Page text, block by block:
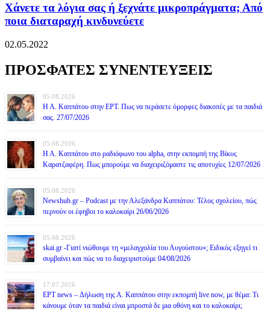
Χάνετε τα λόγια σας ή ξεχνάτε μικροπράγματα; Από
ποια διαταραχή κινδυνεύετε
02.05.2022
ΠΡΟΣΦΑΤΕΣ ΣΥΝΕΝΤΕΥΞΕΙΣ
05.08.2026
Η Α. Καππάτου στην ΕΡΤ. Πως να περάσετε όμορφες διακοπές με τα παιδιά
σας. 27/07/2026
05.08.2026
Η Α. Καππάτου στο ραδιόφωνο του alpha, στην εκπομπή της Βίκυς
Καρατζαφέρη. Πως μπορούμε να διαχειριζόμαστε τις αποτυχίες 12/07/2026
05.08.2026
Newshub.gr – Podcast με την Αλεξάνδρα Καππάτου: Τέλος σχολείου, πώς
περνούν οι έφηβοι το καλοκαίρι 26/06/2026
05.08.2026
skai.gr -Γιατί νιώθουμε τη «μελαγχολία του Αυγούστου»; Ειδικός εξηγεί τι
συμβαίνει και πώς να το διαχειριστούμε 04/08/2026
17.07.2026
ΕΡΤ news – Δήλωση της Α. Καππάτου στην εκπομπή live now, με θέμα: Τι
κάνουμε όταν τα παιδιά είναι μπροστά δε μια οθόνη και το καλοκαίρι;